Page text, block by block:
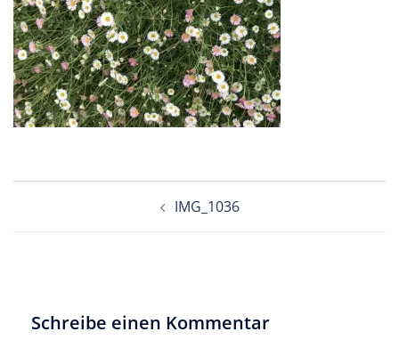
BeitragsnavigationIMG_1036
Schreibe einen Kommentar